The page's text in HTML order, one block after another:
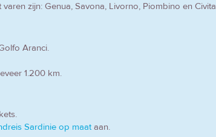
zijn: Genua, Savona, Livorno, Piombino en
Aranci.
1.200 km.
Sardinie op maataan.